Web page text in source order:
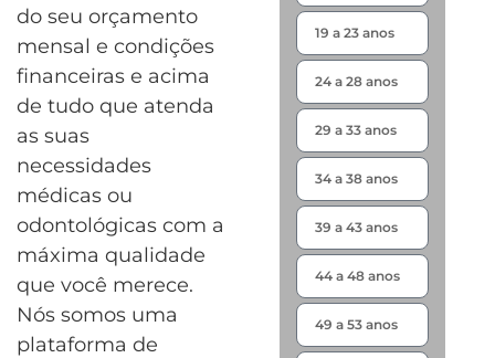
do seu orçamento
mensal e condições
financeiras e acima
de tudo que atenda
as suas
necessidades
médicas ou
odontológicas com a
máxima qualidade
que você merece.
Nós somos uma
plataforma de